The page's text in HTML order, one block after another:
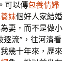
可以傳包養情婦
妹個好人家結婚
妻，而不是做小
逐流”，往河濱看
幾十年來，歷來